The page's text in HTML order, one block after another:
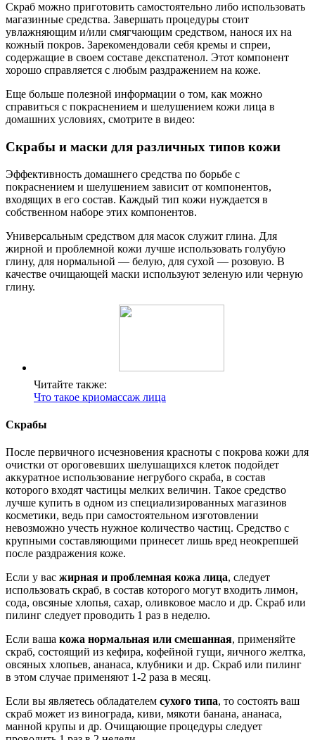
Скраб можно приготовить самостоятельно либо использовать
магазинные средства. Завершать процедуры стоит
увлажняющим и/или смягчающим средством, нанося их на
кожный покров. Зарекомендовали себя кремы и спреи,
содержащие в своем составе декспатенол. Этот компонент
хорошо справляется с любым раздражением на коже.
Еще больше полезной информации о том, как можно
справиться с покраснением и шелушением кожи лица в
домашних условиях, смотрите в видео:
Скрабы и маски для различных типов кожи
Эффективность домашнего средства по борьбе с
покраснением и шелушением зависит от компонентов,
входящих в его состав. Каждый тип кожи нуждается в
собственном наборе этих компонентов.
Универсальным средством для масок служит глина. Для
жирной и проблемной кожи лучше использовать голубую
глину, для нормальной — белую, для сухой — розовую. В
качестве очищающей маски используют зеленую или черную
глину.
Читайте также:
Что такое криомассаж лица
Скрабы
После первичного исчезновения красноты с покрова кожи для
очистки от ороговевших шелушащихся клеток подойдет
аккуратное использование негрубого скраба, в состав
которого входят частицы мелких величин. Такое средство
лучше купить в одном из специализированных магазинов
косметики, ведь при самостоятельном изготовлении
невозможно учесть нужное количество частиц. Средство с
крупными составляющими принесет лишь вред неокрепшей
после раздражения коже.
Если у вас жирная и проблемная кожа лица, следует
использовать скраб, в состав которого могут входить лимон,
сода, овсяные хлопья, сахар, оливковое масло и др. Скраб или
пилинг следует проводить 1 раз в неделю.
Если ваша кожа нормальная или смешанная, применяйте
скраб, состоящий из кефира, кофейной гущи, яичного желтка,
овсяных хлопьев, ананаса, клубники и др. Скраб или пилинг
в этом случае применяют 1-2 раза в месяц.
Если вы являетесь обладателем сухого типа, то состоять ваш
скраб может из винограда, киви, мякоти банана, ананаса,
манной крупы и др. Очищающие процедуры следует